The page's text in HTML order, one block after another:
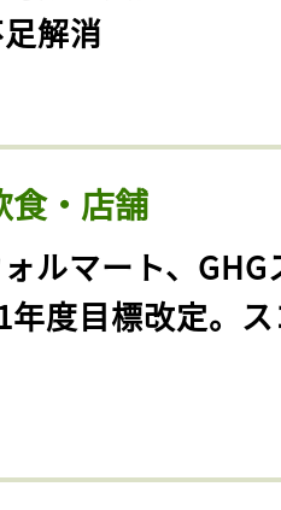
解消
食・店舗
ォルマート、GHG
年度目標改定。